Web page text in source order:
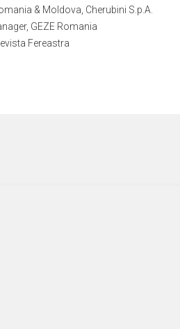
& Moldova, Cherubini S.p.A.
GEZE Romania
Fereastra